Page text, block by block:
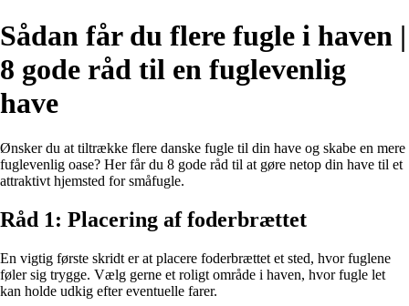
Sådan får du flere fugle i haven |
8 gode råd til en fuglevenlig
have
Ønsker du at tiltrække flere danske fugle til din have og skabe en mere
fuglevenlig oase? Her får du 8 gode råd til at gøre netop din have til et
attraktivt hjemsted for småfugle.
Råd 1: Placering af foderbrættet
En vigtig første skridt er at placere foderbrættet et sted, hvor fuglene
føler sig trygge. Vælg gerne et roligt område i haven, hvor fugle let
kan holde udkig efter eventuelle farer.